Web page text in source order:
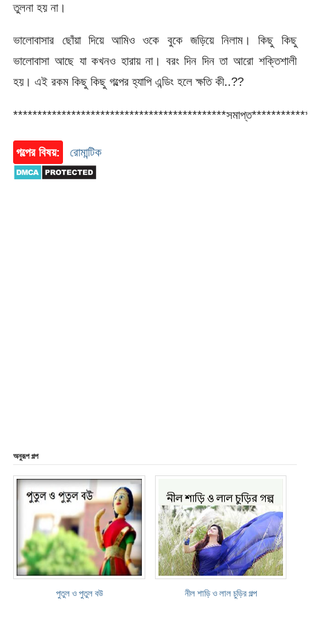
তুলনা হয় না।
ভালোবাসার ছোঁয়া দিয়ে আমিও ওকে বুকে জড়িয়ে নিলাম। কিছু কিছু
ভালোবাসা আছে যা কখনও হারায় না। বরং দিন দিন তা আরো শক্তিশালী
হয়। এই রকম কিছু কিছু গল্পের হ্যাপি এন্ডিং হলে ক্ষতি কী..??
গল্পের বিষয়: রোমান্টিক
অনুরূপ গল্প
​পুতুল ও পুতুল বউ নীল শাড়ি ও লাল চুড়ির গল্প